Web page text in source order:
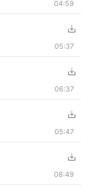
04:59
05:37
06:37
05:47
08:49